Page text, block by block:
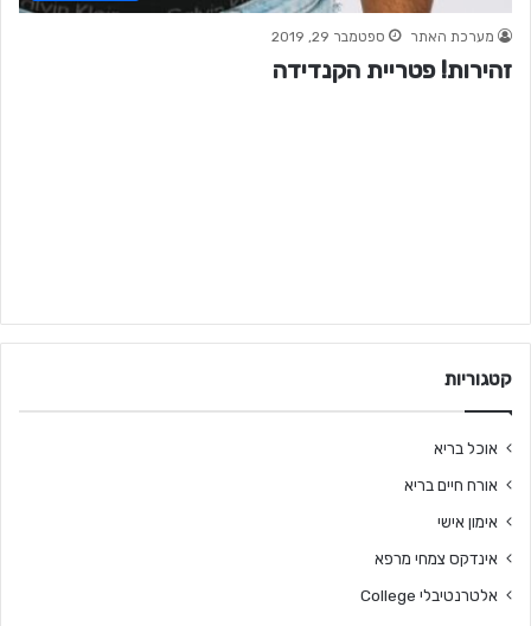
מערכת האתר ספטמבר 29, 2019
זהירות! פטריית הקנדידה
קטגוריות
אוכל בריא
אורח חיים בריא
אימון אישי
אינדקס צמחי מרפא
אלטרנטיבלי College